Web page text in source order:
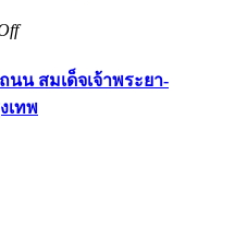
นน สมเด็จเจ้าพระยา-
เทพ